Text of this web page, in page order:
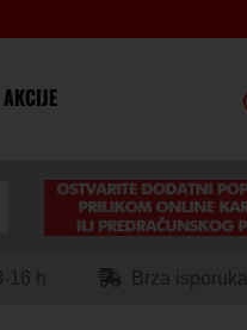
AKCIJE
16 h Brza isporuka